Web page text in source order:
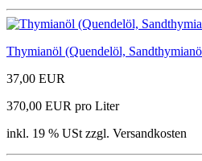
Thymianöl (Quendelöl,
37,00 EUR
370,00 EUR pro Liter
inkl. 19 % USt zzgl. Versandkosten